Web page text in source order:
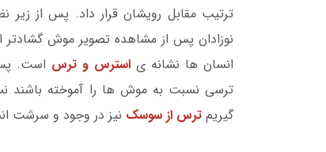
ترتیب مقابل رویشان قرار داد. پس از زیر
نوزادان پس از مشاهده تصویر موش
انسان ها نشانه ی استرس و ترس است. پس
ترسی نسبت به موش ها را آموخته باشند
گیریم ترس از سوسک نیز در وجود و سرشت